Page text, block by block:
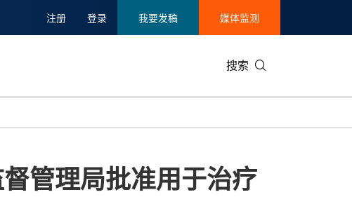
注册 登录 我要发稿 媒体监测
搜索
碳中和
娱乐时尚与艺术
新加坡
管理局批准用于治疗